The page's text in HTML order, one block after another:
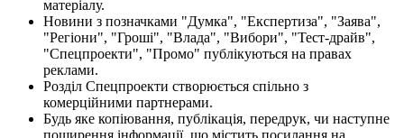
матеріалу.
Новини з позначками "Думка", "Експертиза", "Заява",
"Регіони", "Гроші", "Влада", "Вибори", "Тест-драйв",
"Спецпроекти", "Промо" публікуються на правах
реклами.
Розділ Спецпроекти створюється спільно з
комерційними партнерами.
Будь яке копіювання, публікація, передрук, чи наступне
поширення інформації, що містить посилання на